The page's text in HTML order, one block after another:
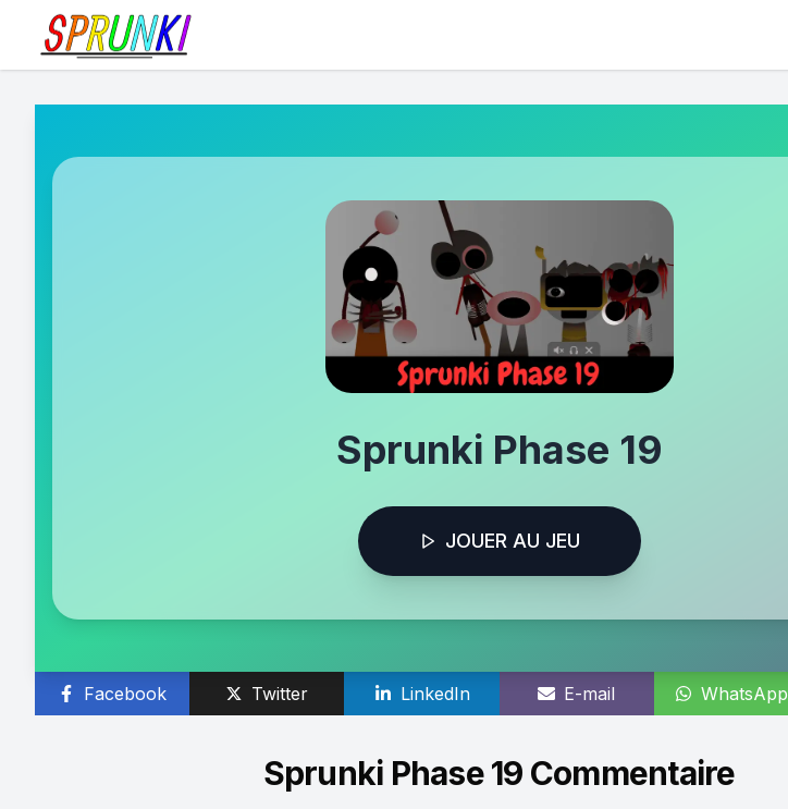
Sprunki Phase 19
JOUER AU JEU
Facebook Twitter LinkedIn E-mail WhatsApp
Sprunki Phase 19 Commentaire